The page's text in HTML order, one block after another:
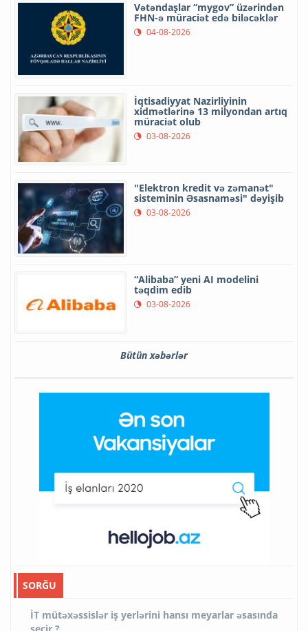
Vətəndaşlar “mygov” üzərindən
FHN-ə müraciət edə biləcəklər
04-08-2026
İqtisadiyyat Nazirliyinin
xidmətlərinə 13 milyondan artıq
müraciət olub
03-08-2026
"Elektron kredit və zəmanət"
sisteminin Əsasnaməsi" dəyişib
03-08-2026
“Alibaba” yeni AI modelini
təqdim edib
03-08-2026
Bütün xəbərlər
SORĞU
İT mütəxəssislər iş yerlərini hansı meyarlar əsasında